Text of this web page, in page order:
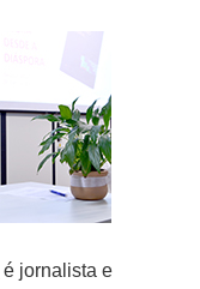
é jornalista e